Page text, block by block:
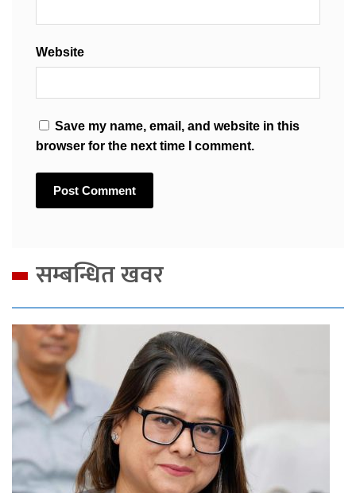
Website
Save my name, email, and website in this
browser for the next time I comment.
सम्बन्धित खवर